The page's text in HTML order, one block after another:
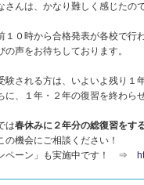
さんは、かなり難しく感じたの
１０時から合格発表が各校で行
の声をお待ちしております。
験される方は、いよいよ残り１
に、１年・２年の復習を終わら
は春休みに２年分の総復習をす
の機会にご相談ください！
ンペーン」も実施中です！ ⇒